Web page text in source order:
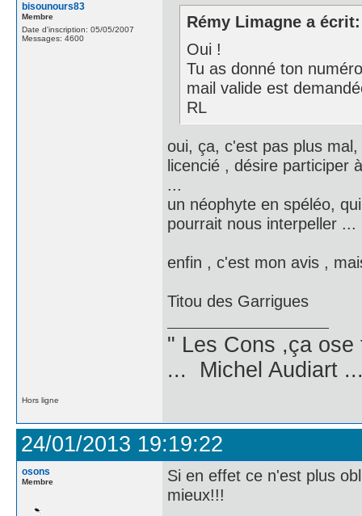
bisounours83
Membre
Date d'inscription: 05/05/2007
Messages: 4600
Rémy Limagne a écrit:
Oui !
Tu as donné ton
mail valide est
RL
oui, ça, c'est pas plus
licencié , désire participer
...
un néophyte en spéléo,
pourrait nous interpeller ...
enfin , c'est mon avis ,
Titou des Garrigues
" Les Cons ,ça
... Michel Audiart
Hors ligne
24/01/2013 19:19:22
osons
Membre
Si en effet ce n'est plus
mieux!!!